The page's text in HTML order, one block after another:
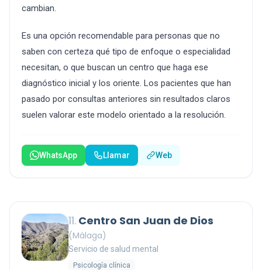
cambian.
Es una opción recomendable para personas que no
saben con certeza qué tipo de enfoque o especialidad
necesitan, o que buscan un centro que haga ese
diagnóstico inicial y los oriente. Los pacientes que han
pasado por consultas anteriores sin resultados claros
suelen valorar este modelo orientado a la resolución.
WhatsApp Llamar Web
11. Centro San Juan de Dios
(Málaga)
Servicio de salud mental
Psicología clínica